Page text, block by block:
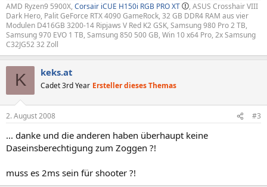
AMD Ryzen9 5900X, Corsair iCUE H150i RGB PRO XT
, ASUS Crosshair VIII
Dark Hero, Palit GeForce RTX 4090 GameRock, 32 GB DDR4 RAM aus vier
Modulen D416GB 3200-14 Ripjaws V Red K2 GSK, Samsung 980 Pro 2 TB,
Samsung 970 EVO 1 TB, Samsung 850 500 GB, Win 10 x64 Pro, 2x Samsung
C32JG52 32 Zoll
K keks.at
Cadet 3rd Year Ersteller dieses Themas
2. August 2008 #3
... danke und die anderen haben überhaupt keine
Daseinsberechtigung zum Zoggen ?!
muss es 2ms sein für shooter ?!